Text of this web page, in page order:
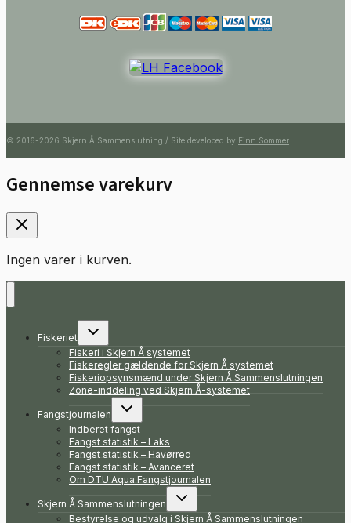
© 2016-2026 Skjern Å Sammenslutning / Site developed by Finn Sommer
Gennemse varekurv
Ingen varer i kurven.
Fiskeriet
Skift
undermenu
Fiskeri i Skjern Å systemet
Fiskeregler gældende for Skjern Å systemet
Fiskeriopsynsmænd under Skjern Å Sammenslutningen
Zone-inddeling ved Skjern Å-systemet
Fangstjournalen
Skift
undermenu
Indberet fangst
Fangst statistik – Laks
Fangst statistik – Havørred
Fangst statistik – Avanceret
Om DTU Aqua Fangstjournalen
Skjern Å Sammenslutningen
Skift
undermenu
Bestyrelse og udvalg i Skjern Å Sammenslutningen